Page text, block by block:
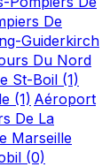
De
Guiderkirch
Du Nord
St-Boil (1)
(1) Aéroport
De La
Marseille
(0)